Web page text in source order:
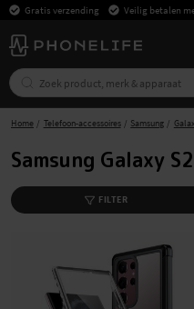
Gratis verzending Veilig betalen
Home Telefoon-accessoires Samsung
Samsung Galaxy
FILTER